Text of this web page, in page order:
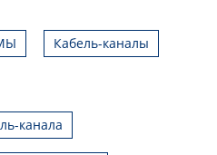
Кабель-каналы
канала